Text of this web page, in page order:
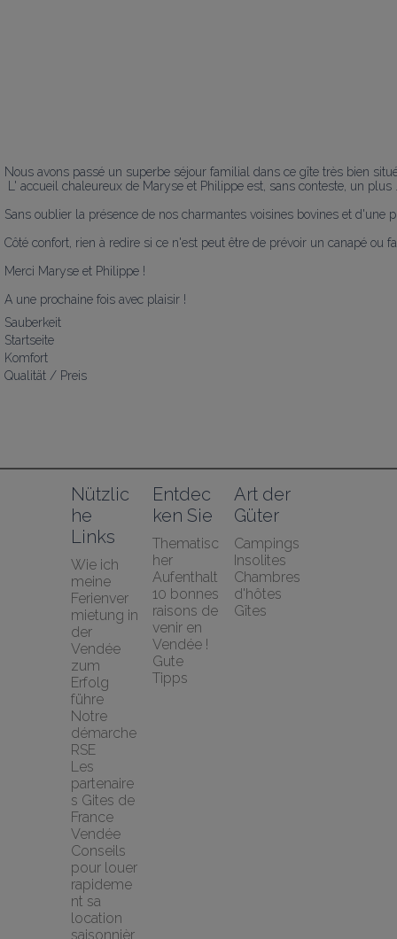
Nous avons passé un superbe séjour familial dans ce gîte très bien
Sans oublier la présence de nos charmantes voisines bovines et d'une
Côté confort, rien à redire si ce n'est peut être de prévoir un canapé
Merci Maryse et Philippe !
A une prochaine fois avec plaisir !
Sauberkeit
Startseite
Komfort
Qualität / Preis
Nützlic
he
Links
Wie ich
meine
Ferienver
mietung in
der
Vendée
zum
Erfolg
führe
Notre
démarche
RSE
Les
partenaire
s Gites de
France
Vendée
Conseils
pour louer
rapideme
nt sa
location
saisonnièr
Entdec
ken Sie
Thematisc
her
Aufenthalt
10 bonnes
raisons de
venir en
Vendée !
Gute
Tipps
Art der
Güter
Campings
Insolites
Chambres
d'hôtes
Gîtes